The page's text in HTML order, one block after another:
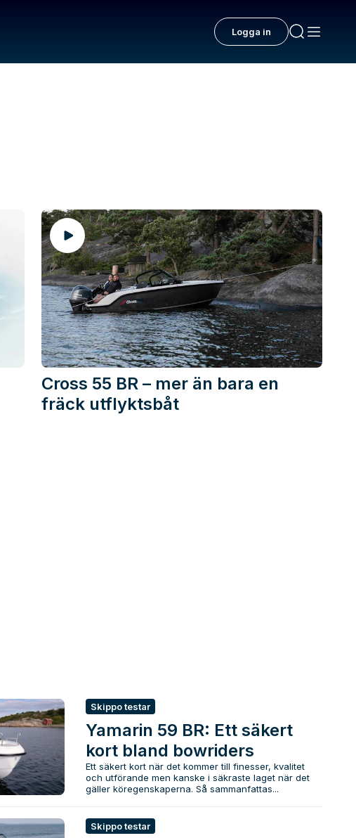
Logga in
Cross 55 BR – mer än bara en
fräck utflyktsbåt
Skippo testar
Yamarin 59 BR: Ett säkert
kort bland bowriders
Ett säkert kort när det kommer till finesser, kvalitet
och utförande men kanske i säkraste laget när det
gäller köregenskaperna. Så sammanfattas...
Skippo testar